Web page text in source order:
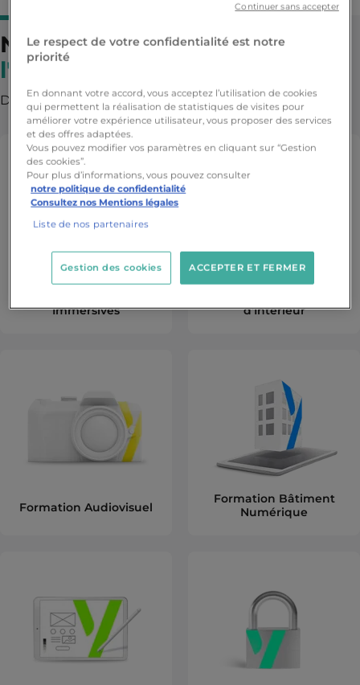
Nosformationsproposant
l'alternance
Du Bachelor 2 au Mastère (selon les formations)
Formation 3D, Animation,
Immersives
d'Intérieur
Formation Audiovisuel
Formation Bâtiment
Numérique
Le respect de votre confidentialité est notre
priorité
En donnant votre accord, vous acceptez l’utilisation de cookies
qui permettent la réalisation de statistiques de visites pour
améliorer votre expérience utilisateur, vous proposer des services
et des offres adaptées.
Vous pouvez modifier vos paramètres en cliquant sur “Gestion
des cookies”.
Pour plus d’informations, vous pouvez consulter
notre politique de confidentialité
Consultez nos Mentions légales
Liste de nos partenaires
ACCEPTER ET FERMER
Gestion des cookies
Continuer sans accepter